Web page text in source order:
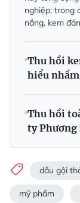
nghiệp; trong
nắng, kem
Thu hồi
hiểu
Thu hồi
ty Phương
dầu gội
mỹ phẩm